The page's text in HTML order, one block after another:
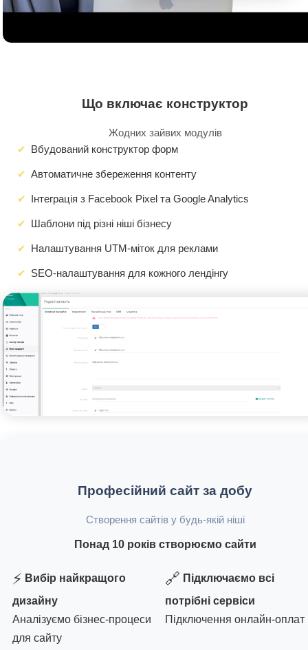
Що включає конструктор
Жодних зайвих модулів
Вбудований конструктор форм
Автоматичне збереження контенту
Інтеграція з Facebook Pixel та Google Analytics
Шаблони під різні ніші бізнесу
Налаштування UTM-міток для реклами
SEO-налаштування для кожного лендінгу
Професійний сайт за добу
Створення сайтів у будь-якій ніші
Понад 10 років створюємо сайти
⚡ Вибір найкращого
дизайну
Аналізуємо бізнес-процеси
для сайту
🔗 Підключаємо всі
потрібні сервіси
Підключення онлайн-оплат